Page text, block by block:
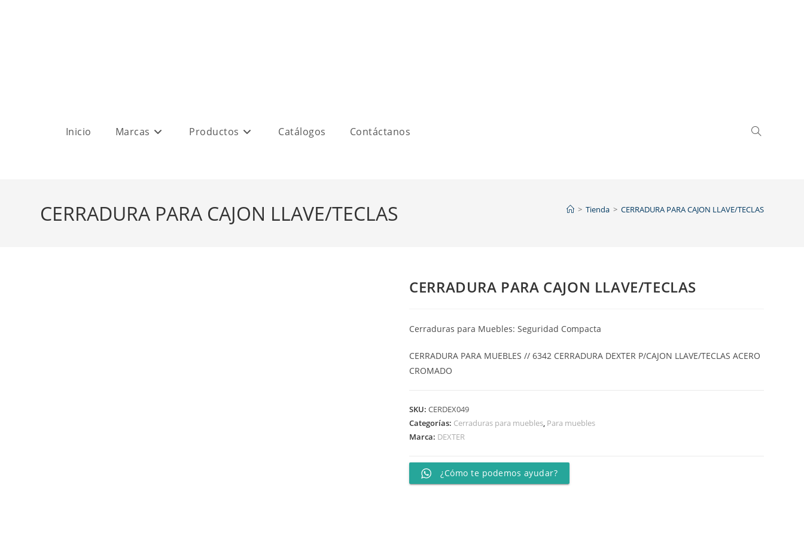
Inicio Marcas Productos Catálogos Contáctanos
CERRADURA PARA CAJON LLAVE/TECLAS > Tienda > CERRADURA PARA CAJON LLAVE/TECLAS
CERRADURA PARA CAJON LLAVE/TECLAS
Cerraduras para Muebles: Seguridad Compacta
CERRADURA PARA MUEBLES // 6342 CERRADURA DEXTER P/CAJON LLAVE/TECLAS ACERO
CROMADO
SKU:CERDEX049
Categorías: Cerraduras para muebles, Para muebles
Marca: DEXTER
¿Cómo te podemos ayudar?